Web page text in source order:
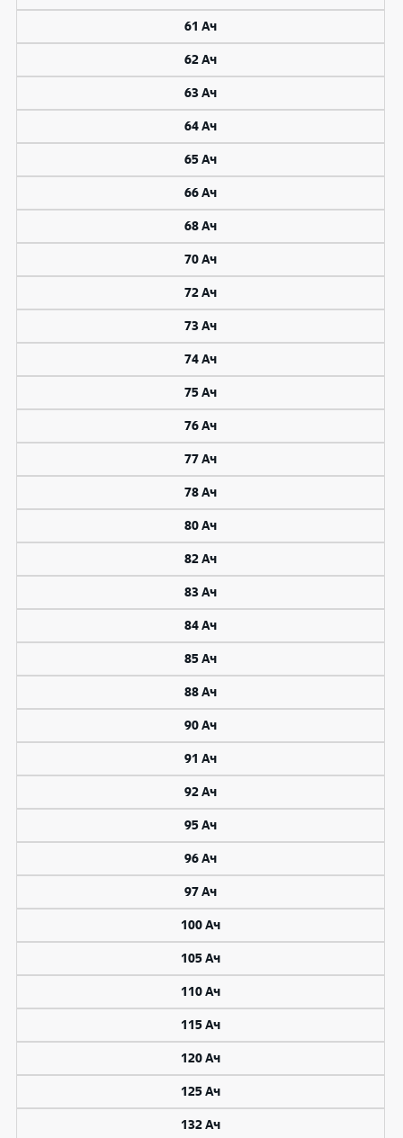
61 Ач
62 Ач
63 Ач
64 Ач
65 Ач
66 Ач
68 Ач
70 Ач
72 Ач
73 Ач
74 Ач
75 Ач
76 Ач
77 Ач
78 Ач
80 Ач
82 Ач
83 Ач
84 Ач
85 Ач
88 Ач
90 Ач
91 Ач
92 Ач
95 Ач
96 Ач
97 Ач
100 Ач
105 Ач
110 Ач
115 Ач
120 Ач
125 Ач
132 Ач